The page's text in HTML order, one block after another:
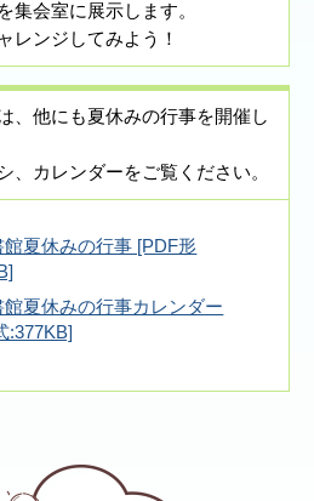
集会室に展示します。
レンジしてみよう！
、他にも夏休みの行事を開催し
、カレンダーをご覧ください。
館夏休みの行事 [PDF形
館夏休みの行事カレンダー
:377KB]